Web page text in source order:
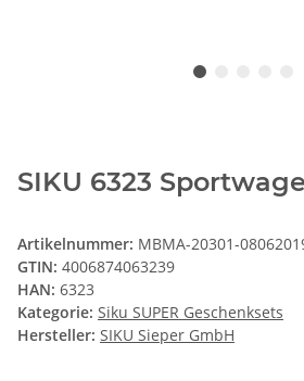
SIKU 6323
Artikelnummer: MBMA-20301-
GTIN: 4006874063239
HAN: 6323
Kategorie: Siku SUPER Geschenksets
Hersteller: SIKU Sieper GmbH